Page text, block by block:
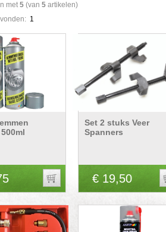
met 5 (van 5 artikelen)
1
Set 2 stuks Veer
Spanners
€ 19,50